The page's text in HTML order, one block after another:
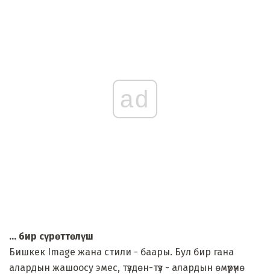
ad
... бир сүрөттөлүш
Бишкек Image жана стили - баары. Бул бир гана
алардын жашоосу эмес, түздөн-түз - алардын өмүрүнө